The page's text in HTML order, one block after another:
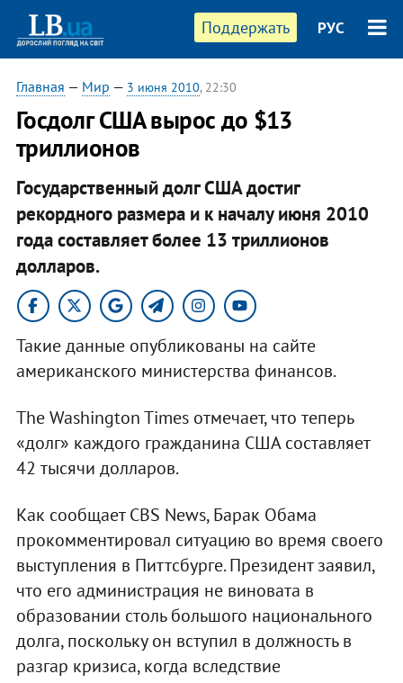
Поддержать РУС
Главная — Мир — 3 июня 2010, 22:30
Госдолг США вырос до $13
триллионов
Государственный долг США достиг
рекордного размера и к началу июня 2010
года составляет более 13 триллионов
долларов.
Такие данные опубликованы на сайте
американского министерства финансов.
The Washington Times отмечает, что теперь
«долг» каждого гражданина США составляет
42 тысячи долларов.
Как сообщает CBS News, Барак Обама
прокомментировал ситуацию во время своего
выступления в Питтсбурге. Президент заявил,
что его администрация не виновата в
образовании столь большого национального
долга, поскольку он вступил в должность в
разгар кризиса, когда вследствие